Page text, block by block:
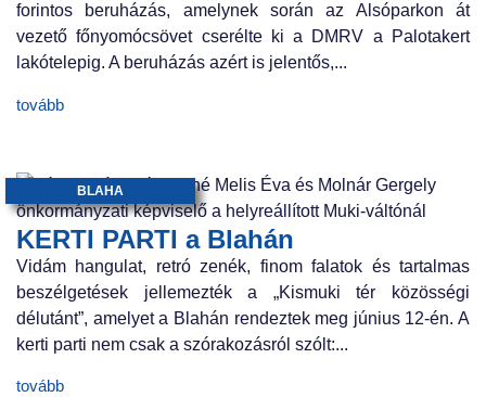
forintos beruházás, amelynek során az Alsóparkon át
vezető főnyomócsövet cserélte ki a DMRV a Palotakert
lakótelepig. A beruházás azért is jelentős,...
tovább
KERTI PARTI a Blahán
BLAHA
Vidám hangulat, retró zenék, finom falatok és tartalmas
beszélgetések jellemezték a „Kismuki tér közösségi
délutánt”, amelyet a Blahán rendeztek meg június 12-én. A
kerti parti nem csak a szórakozásról szólt:...
tovább